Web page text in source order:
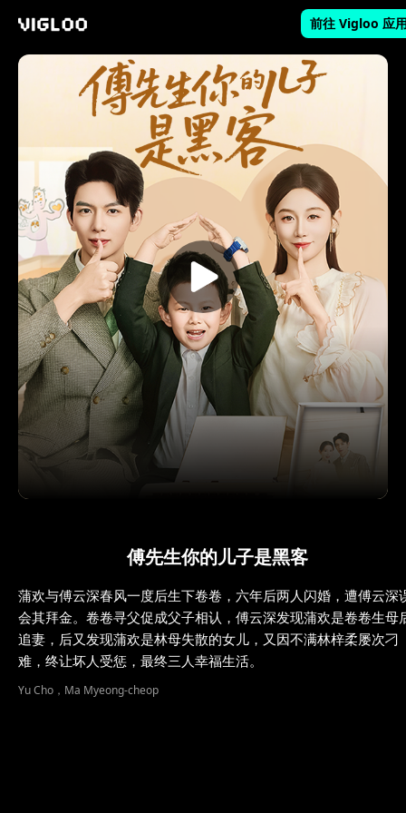
前往 Vigloo 应
傅先生你的儿子是黑客
蒲欢与傅云深春风一度后生下卷卷，六年后两人闪婚，遭傅云深
会其拜金。卷卷寻父促成父子相认，傅云深发现蒲欢是卷卷生母
追妻，后又发现蒲欢是林母失散的女儿，又因不满林梓柔屡次刁
难，终让坏人受惩，最终三人幸福生活。
Yu Cho，Ma Myeong-cheop